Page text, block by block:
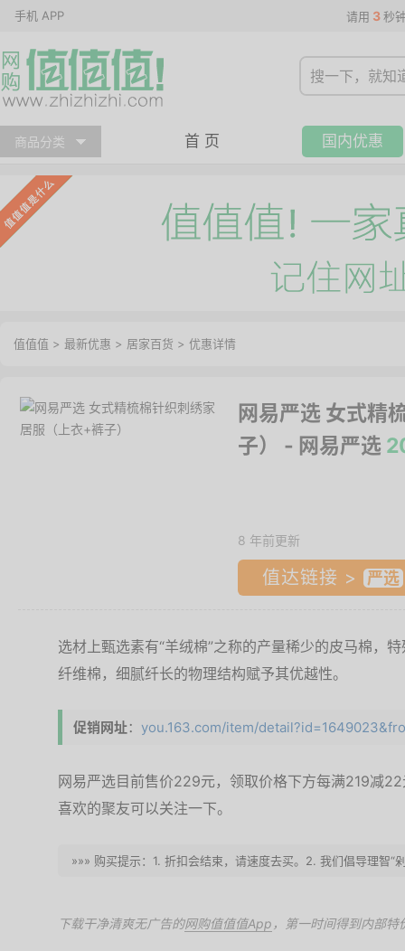
手机 APP 请用 3 秒
商品分类 首 页 国内优惠
值值值 > 最新优惠 > 居家百货 > 优惠详情
网易严选 女式精
子）
- 网易严选
8 年前更新
值达链接 >
选材上甄选素有“羊绒棉”之称的产量稀少的皮马棉，
纤维棉，细腻纤长的物理结构赋予其优越性。
促销网址： you.163.com/item/
网易严选目前售价229元，领取价格下方每满219减
喜欢的聚友可以关注一下。
»»» 购买提示：1. 折扣会结束，请速度去买。2. 我们倡导理智“
下载干净清爽无广告的网购值值值App ，第一时间得到内部特